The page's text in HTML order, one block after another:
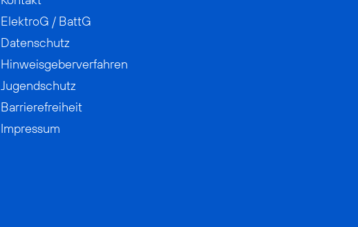
ElektroG / BattG
Datenschutz
Hinweisgeberverfahren
Jugendschutz
Barrierefreiheit
Impressum